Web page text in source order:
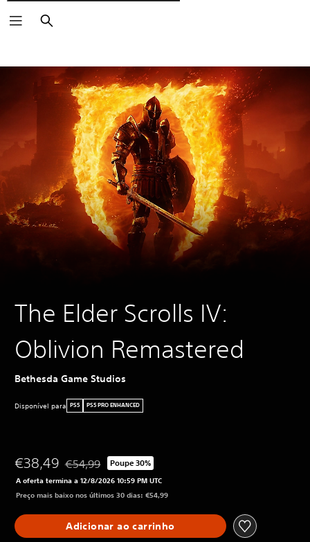
Pesquisar
The Elder Scrolls IV:
Oblivion Remastered
Bethesda Game Studios
Disponível para PS5 PS5 PRO ENHANCED
€38,49 Com desconto em relação ao preço original de €54,99
€54,99 Poupe 30%
A oferta termina a 12/8/2026 10:59 PM UTC
Preço mais baixo nos últimos 30 dias: €54,99
Adicionar ao carrinho